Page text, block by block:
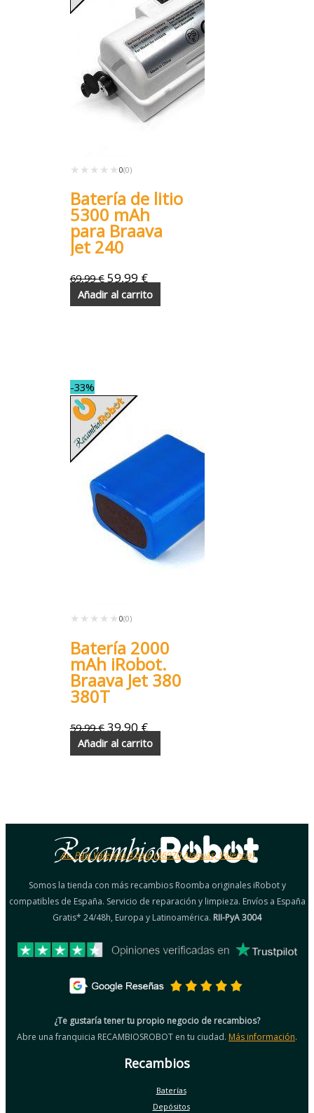
★★★★★
★★★★★ 0(0)
Batería de litio
5300 mAh
para Braava
Jet 240
69,99€ 59,99 €
Añadir al carrito
-33%
★★★★★
★★★★★ 0(0)
Batería 2000
mAh iRobot.
Braava Jet 380
380T
59,99€ 39,90€
Añadir al carrito
Av. País Valencià 4 bajo (46970 Alaquàs, Valencia)
Somos la tienda con más recambios Roomba originales iRobot y
compatibles de España. Servicio de reparación y limpieza. Envíos a España
Gratis* 24/48h, Europa y Latinoamérica. RII-PyA 3004
¿Te gustaría tener tu propio negocio de recambios?
Abre una franquicia RECAMBIOSROBOT en tu ciudad. Más información.
Recambios
Baterías
Depósitos